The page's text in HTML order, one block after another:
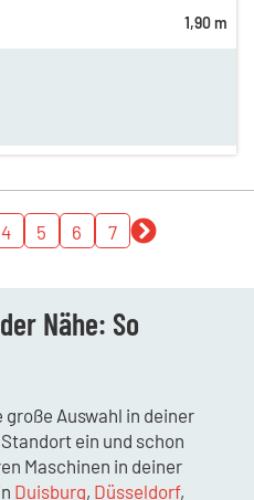
1,90 m
4 5 6 7
Nähe: So
Auswahl in deiner
ein und schon
Maschinen in deiner
Duisburg, Düsseldorf,